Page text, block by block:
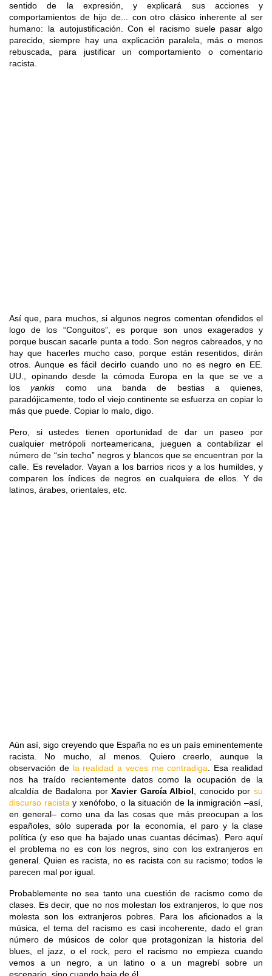
sentido de la expresión, y explicará sus acciones y
comportamientos de hijo de... con otro clásico inherente al ser
humano: la autojustificación. Con el racismo suele pasar algo
parecido, siempre hay una explicación paralela, más o menos
rebuscada, para justificar un comportamiento o comentario
racista.
Así que, para muchos, si algunos negros comentan ofendidos el
logo de los “Conguitos”, es porque son unos exagerados y
porque buscan sacarle punta a todo. Son negros cabreados, y no
hay que hacerles mucho caso, porque están resentidos, dirán
otros. Aunque es fácil decirlo cuando uno no es negro en EE.
UU., opinando desde la cómoda Europa en la que se ve a
losyankis como una banda de bestias a quienes,
paradójicamente, todo el viejo continente se esfuerza en copiar lo
más que puede. Copiar lo malo, digo.
Pero, si ustedes tienen oportunidad de dar un paseo por
cualquier metrópoli norteamericana, jueguen a contabilizar el
número de “sin techo” negros y blancos que se encuentran por la
calle. Es revelador. Vayan a los barrios ricos y a los humildes, y
comparen los índices de negros en cualquiera de ellos. Y de
latinos, árabes, orientales, etc.
Aún así, sigo creyendo que España no es un país eminentemente
racista. No mucho, al menos. Quiero creerlo, aunque la
observación de la realidad a veces me contradiga. Esa realidad
nos ha traído recientemente datos como la ocupación de la
alcaldía de Badalona porXavier García Albiol, conocido porsu
discurso racistay xenófobo, o la situación de la inmigración –así,
en general– como una da las cosas que más preocupan a los
españoles, sólo superada por la economía, el paro y la clase
política (y eso que ha bajado unas cuantas décimas). Pero aquí
el problema no es con los negros, sino con los extranjeros en
general. Quien es racista, no es racista con su racismo; todos le
parecen mal por igual.
Probablemente no sea tanto una cuestión de racismo como de
clases. Es decir, que no nos molestan los extranjeros, lo que nos
molesta son los extranjeros pobres. Para los aficionados a la
música, el tema del racismo es casi incoherente, dado el gran
número de músicos de color que protagonizan la historia del
blues, el jazz, o el rock, pero el racismo no empieza cuando
vemos a un negro, a un latino o a un magrebí sobre un